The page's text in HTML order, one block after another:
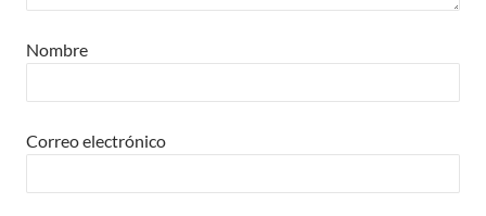
Nombre
Correo electrónico